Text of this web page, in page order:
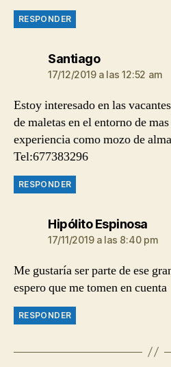
RESPONDER
Santiagodice:
17/12/2019 a las 12:52 am
Estoy interesado en las
de maletas en el entorno de
experiencia como mozo de
Tel:677383296
RESPONDER
Hipólito Espinosadice:
17/11/2019 a las 8:40 pm
Me gustaría ser parte de ese
espero que me tomen en cuenta
RESPONDER